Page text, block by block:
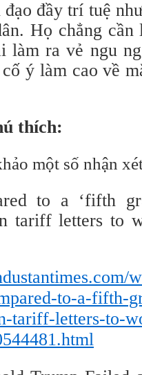
đầy trí tuệ
Họ chẳng
làm ra vẻ ngu
ý làm cao về
thích:
một số nhận
to a ‘fifth
tariff letters to
to-a-fifth-
tariff-letters-to-